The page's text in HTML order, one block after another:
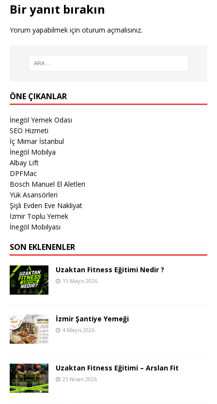
Bir yanıt bırakın
Yorum yapabilmek için oturum açmalısınız.
ÖNE ÇIKANLAR
İnegöl Yemek Odası
SEO Hizmeti
İç Mimar İstanbul
İnegöl Mobilya
Albay Lift
DPFMac
Bosch Manuel El Aletleri
Yük Asansörleri
Şişli Evden Eve Nakliyat
İzmir Toplu Yemek
İnegöl Mobilyası
SON EKLENENLER
Uzaktan Fitness Eğitimi Nedir ?
15 Mayıs 2026
İzmir Şantiye Yemeği
4 Mayıs 2026
Uzaktan Fitness Eğitimi – Arslan Fit
25 Nisan 2026